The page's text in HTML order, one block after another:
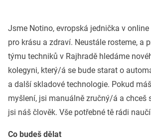
Jsme Notino, evropská jednička v
pro krásu a zdraví. Neustále rosteme, a
týmu techniků v Rajhradě hledáme
kolegyni, který/á se bude starat o
a další skladové technologie. Pokud
myšlení, jsi manuálně zručný/á a chceš
jsi náš člověk. Vše potřebné tě rádi
Co budeš dělat